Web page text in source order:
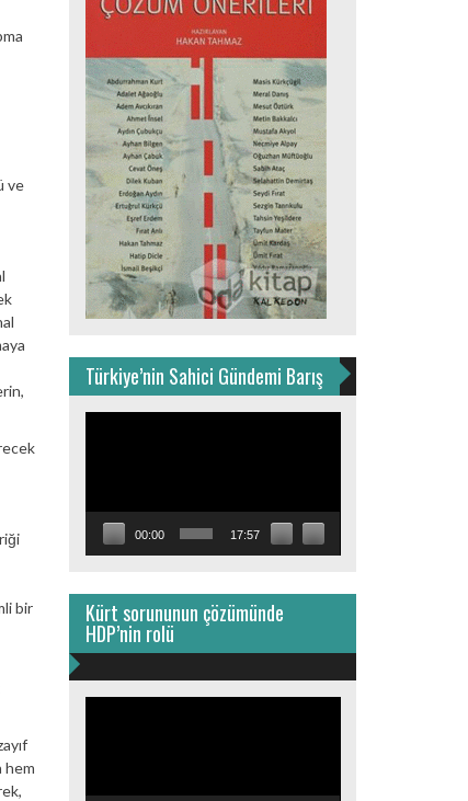
ve
bir
hem
Türkiye’nin Sahici Gündemi Barış
00:00 17:57
Kürt sorununun çözümünde
HDP’nin rolü